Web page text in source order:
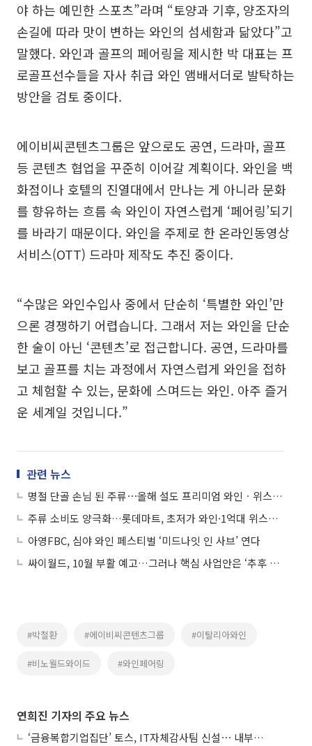
야 하는 예민한 스포츠”라며 “토양과 기후, 양조자의
손길에 따라 맛이 변하는 와인의 섬세함과 닮았다”고
말했다. 와인과 골프의 페어링을 제시한 박 대표는 프
로골프선수들을 자사 취급 와인 앰배서더로 발탁하는
방안을 검토 중이다.
에이비씨콘텐츠그룹은 앞으로도 공연, 드라마, 골프
등 콘텐츠 협업을 꾸준히 이어갈 계획이다. 와인을 백
화점이나 호텔의 진열대에서 만나는 게 아니라 문화
를 향유하는 흐름 속 와인이 자연스럽게 ‘페어링’되기
를 바라기 때문이다. 와인을 주제로 한 온라인동영상
서비스(OTT) 드라마 제작도 추진 중이다.
“수많은 와인수입사 중에서 단순히 ‘특별한 와인’만
으론 경쟁하기 어렵습니다. 그래서 저는 와인을 단순
한 술이 아닌 ‘콘텐츠’로 접근합니다. 공연, 드라마를
보고 골프를 치는 과정에서 자연스럽게 와인을 접하
고 체험할 수 있는, 문화에 스며드는 와인. 아주 즐거
운 세계일 것입니다.”
관련 뉴스
명절 단골 손님 된 주류⋯올해 설도 프리미엄 와인ㆍ위스키 대세
주류 소비도 양극화…롯데마트, 초저가 와인·1억대 위스키 판매
아영FBC, 심야 와인 페스티벌 ‘미드나잇 인 사브’ 연다
싸이월드, 10월 부활 예고…그러나 핵심 사업안은 ‘추후 공개’
#박철환 #에이비씨콘텐츠그룹 #이탈리아와인
#비노월드와이드 #와인페어링
연희진 기자의 주요 뉴스
‘금융복합기업집단’ 토스, IT자체감사팀 신설⋯ 내부통제 강화